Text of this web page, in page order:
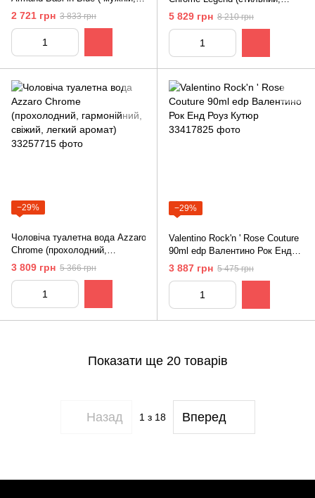
свіжий, стильний і елегантний
2 721 грн 3 833 грн
свіжий мужній аромат)
5 829 грн 8 210 грн
−29%
Чоловіча туалетна вода Azzaro
Chrome (прохолодний,
гармонійний, свіжий, легкий
3 809 грн 5 366 грн
−29%
Valentino Rock'n ' Rose Couture
90ml edp Валентино Рок Енд
Роуз Кутюр
3 887 грн 5 475 грн
Показати ще 20 товарів
Назад 1з 18 Вперед